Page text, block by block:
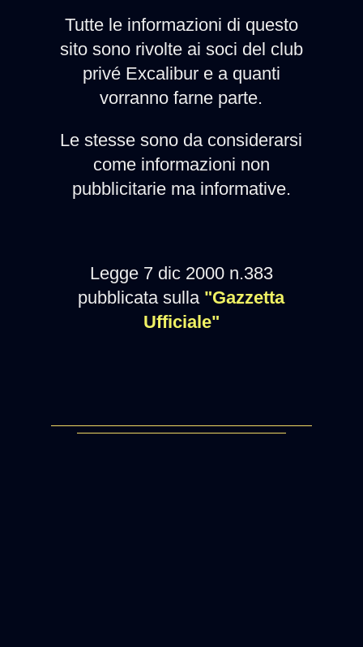
Tutte le informazioni di questo
sito sono rivolte ai soci del club
privé Excalibur e a quanti
vorranno farne parte.
Le stesse sono da considerarsi
come informazioni non
pubblicitarie ma informative.
Legge 7 dic 2000 n.383
pubblicata sulla "Gazzetta
Ufficiale"